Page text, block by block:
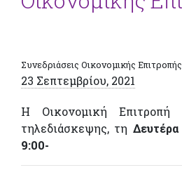
Συνεδριάσεις Οικονομικής Επιτροπής
23 Σεπτεμβρίου, 2021
Η Οικονομική Επιτροπή
τηλεδιάσκεψης, τη
9:00-